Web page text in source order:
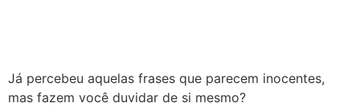
Já percebeu aquelas frases que parecem inocentes,
mas fazem você duvidar de si mesmo?